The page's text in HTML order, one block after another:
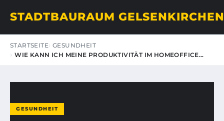
STADTBAURAUM GELSENKIRCHEN
STARTSEITE GESUNDHEIT
WIE KANN ICH MEINE PRODUKTIVITÄT IM HOMEOFFICE…
GESUNDHEIT